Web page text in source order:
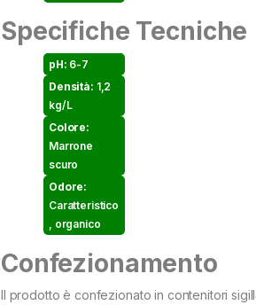
Specifiche Tecniche
pH: 6-7
Densità: 1,2
kg/L
Colore:
Marrone
scuro
Odore:
Caratteristico
, organico
Confezionamento
Il prodotto è confezionato in contenitori